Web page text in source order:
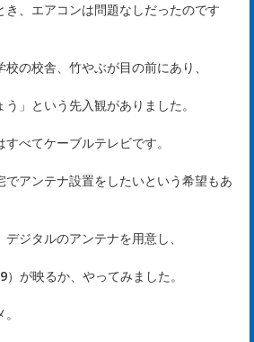
き、エアコンは問題なしだったのです
の校舎、竹やぶが目の前にあり、
う」という先入観がありました。
べてケーブルテレビです。
でアンテナ設置をしたいという希望もあ
ジタルのアンテナを用意し、
が映るか、やってみました。